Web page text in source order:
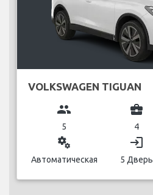
VOLKSWAGEN TIGUAN
group
5
business_center
4
miscellaneous_services
Автоматическая
login
5 Дверь